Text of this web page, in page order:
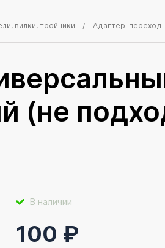
вилки, тройники
(не
В наличии
100 ₽